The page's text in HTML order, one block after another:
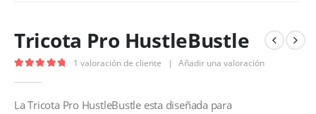
Tricota Pro HustleBustle
1 valoración de cliente | Añadir una valoración
La Tricota Pro HustleBustle esta diseñada para